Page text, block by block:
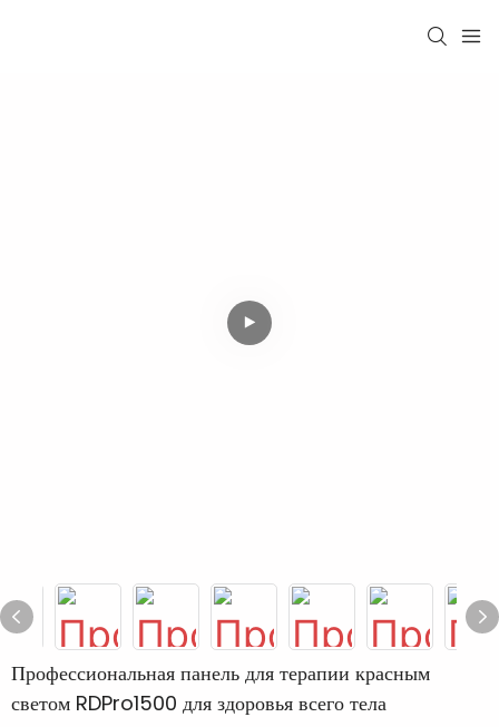
Профессиональная панель для терапии красным
светом RDPro1500 для здоровья всего тела